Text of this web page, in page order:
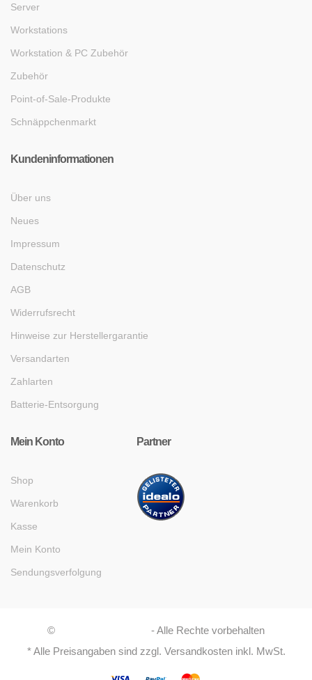
Server
Workstations
Workstation & PC Zubehör
Zubehör
Point-of-Sale-Produkte
Schnäppchenmarkt
Kundeninformationen
Über uns
Neues
Impressum
Datenschutz
AGB
Widerrufsrecht
Hinweise zur Herstellergarantie
Versandarten
Zahlarten
Batterie-Entsorgung
Mein Konto
Shop
Warenkorb
Kasse
Mein Konto
Sendungsverfolgung
Partner
©
- Alle Rechte vorbehalten
* Alle Preisangaben sind zzgl. Versandkosten inkl. MwSt.